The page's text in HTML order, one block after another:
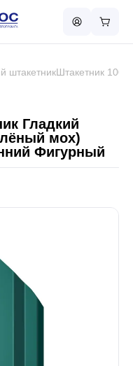
штакетникШтакетник 100
Гладкий
мох)
Фигурный